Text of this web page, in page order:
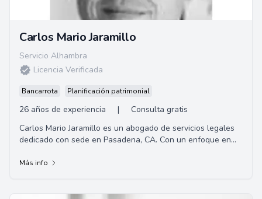
Carlos Mario Jaramillo
Servicio Alhambra
Licencia Verificada
Bancarrota Planificación patrimonial
26 años de experiencia |
Consulta gratis
Carlos Mario Jaramillo es un abogado de servicios legales
dedicado con sede en Pasadena, CA. Con un enfoque en
Más info